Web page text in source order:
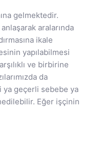
gelmektedir.
aralarında
ikale
yapılabilmesi
ve birbirine
da
geçerli sebebe ya
Eğer işçinin